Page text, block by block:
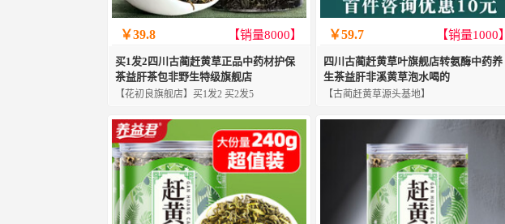
￥39.8 【销量8000】
买1发2四川古蔺赶黄草正品中药材护保
茶益肝茶包非野生特级旗舰店
【花初良旗舰店】买1发2 买2发5
￥59.7 【销量1000】
四川古蔺赶黄草叶旗舰店转氨酶中药养
生茶益肝非溪黄草泡水喝的
【古蔺赶黄草源头基地】